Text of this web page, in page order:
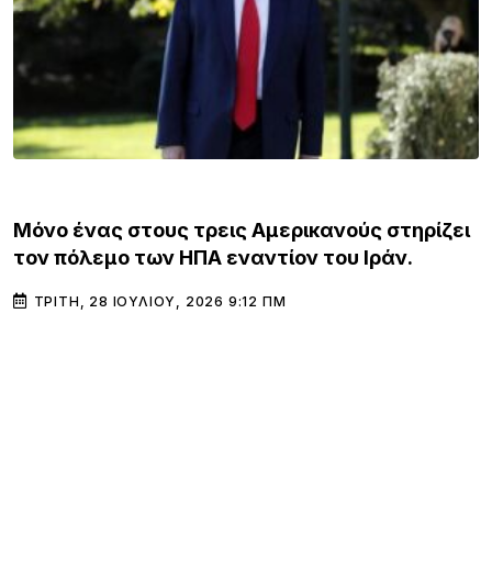
Μόνο ένας στους τρεις Αμερικανούς στηρίζει
τον πόλεμο των ΗΠΑ εναντίον του Ιράν.
ΤΡΊΤΗ, 28 ΙΟΥΛΊΟΥ, 2026 9:12 ΠΜ